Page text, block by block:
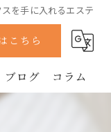
を手に入れるエステ
こちら
ブログ コラム